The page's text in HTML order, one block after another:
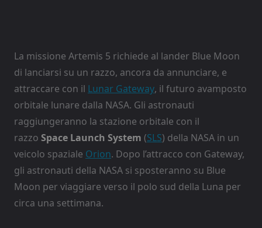
La missione Artemis 5 richiede al lander Blue Moon
di lanciarsi su un razzo, ancora da annunciare, e
attraccare con il Lunar Gateway, il futuro avamposto
orbitale lunare dalla NASA. Gli astronauti
raggiungeranno la stazione orbitale con il
razzo Space Launch System (SLS) della NASA in un
veicolo spaziale Orion. Dopo l’attracco con Gateway,
gli astronauti della NASA si sposteranno su Blue
Moon per viaggiare verso il polo sud della Luna per
circa una settimana.